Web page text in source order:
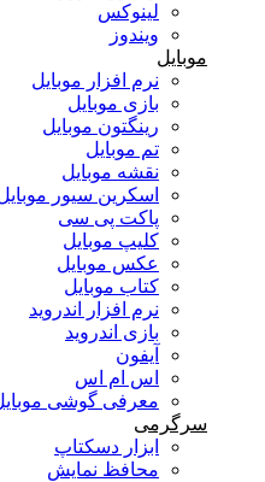
لینوکس
ویندوز
موبایل
نرم افزار موبایل
بازی موبایل
رینگتون موبایل
تم موبایل
نقشه موبایل
اسکرین سیور موبایل
پاکت پی سی
کلیپ موبایل
عکس موبایل
کتاب موبایل
نرم افزار اندروید
بازی اندروید
آیفون
اس ام اس
معرفی گوشی موبایل
سرگرمی
ابزار دسکتاپ
محافظ نمایش